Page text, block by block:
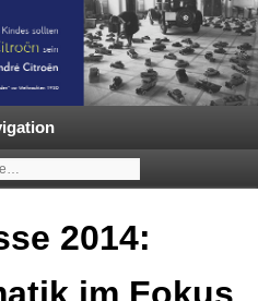
2CV | ECO
mehr in
Classic
|
2014:
im Fokus